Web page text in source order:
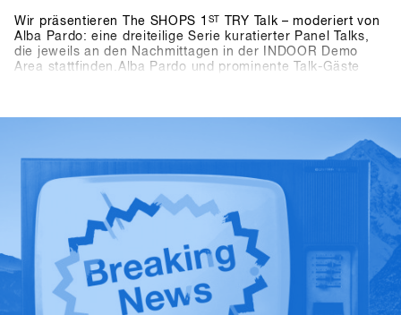
Wir präsentieren The SHOPS 1 ST
TRY Talk – moderiert von
Alba Pardo: eine dreiteilige Serie kuratierter Panel Talks,
die jeweils an den Nachmittagen in der INDOOR Demo
Area stattfinden.Alba Pardo und prominente Talk-Gäste
Industrie. Der Montag rückt Wettbewerbsformate in den
Mittelpunkt und geht der Frage nach, wie unterschiedliche
Contests Konsumenten, Kultur und die Zukunft des
Snowboardens beeinflussen. Am Dienstag richtet sich der
Blick auf Medien und Storytelling: Wer erzählt heute die
Geschichten des Snowboardens – und warum ist das für
das Business relevant?Klar und fokussiert moderiert von
Alba Pardo liefern die Talks echte Insights, offene
Diskussionen und Perspektiven, die die Snowboarding-
Industrie und den Handel bewegen.